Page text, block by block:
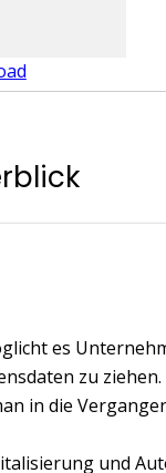
es
zu
in die
und